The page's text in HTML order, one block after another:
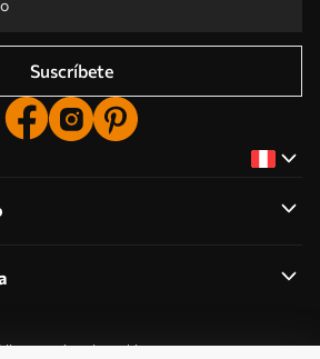
Suscríbete
permisos de cookies